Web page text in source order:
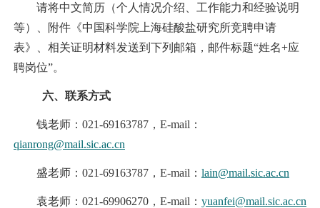
请将中文简历（个人情况介绍、工作能力和经验说明
等）、附件《中国科学院上海硅酸盐研究所竞聘申请
表》、相关证明材料发送到下列邮箱，邮件标题“姓名+应
聘岗位”。
六、联系方式
钱老师：021-69163787，E-mail：
qianrong@mail.sic.ac.cn
盛老师：021-69163787，E-mail： lain@mail.sic.ac.cn
袁老师：021-69906270，E-mail： yuanfei@mail.sic.ac.cn